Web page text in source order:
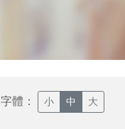
字體： 小 中 大